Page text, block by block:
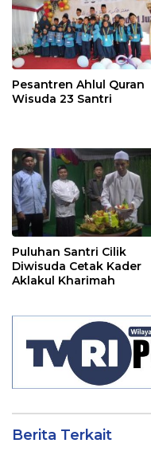
Pesantren Ahlul Quran
Wisuda 23 Santri
Puluhan Santri Cilik
Diwisuda Cetak Kader
Aklakul Kharimah
Berita Terkait